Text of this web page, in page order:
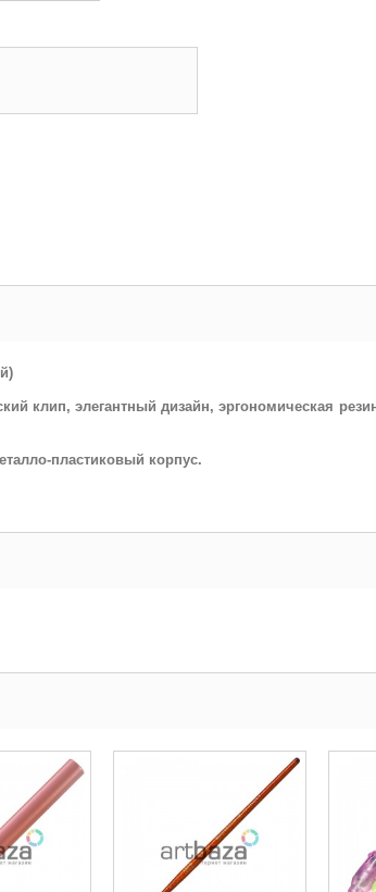
клип, элегантный дизайн,эргономическая
пластиковый корпус.